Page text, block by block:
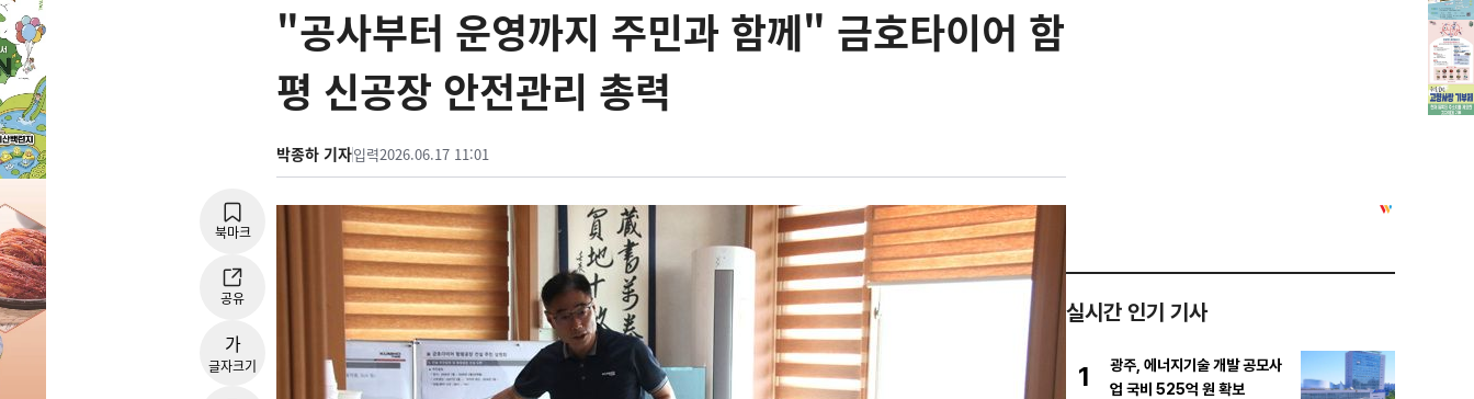
"공사부터 운영까지 주민과 함께" 금호타이어 함
평 신공장 안전관리 총력
박종하 기자입력2026.06.17 11:01
북마크
공유
가
글자크기
실시간 인기 기사
1
광주, 에너지기술 개발 공모사
업 국비 525억 원 확보